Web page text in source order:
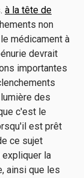
à la tête de
non
médicament à
devrait
importantes
des
c'est le
est prêt
ce sujet
expliquer la
ainsi que les